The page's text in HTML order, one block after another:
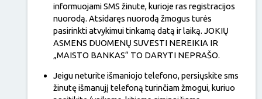
informuojami SMS žinute, kurioje ras registracijos
nuorodą. Atsidaręs nuorodą žmogus turės
pasirinkti atvykimui tinkamą datą ir laiką. JOKIŲ
ASMENS DUOMENŲ SUVESTI NEREIKIA IR
„MAISTO BANKAS“ TO DARYTI NEPRAŠO.
Jeigu neturite išmaniojo telefono, persiųskite sms
žinutę išmanujį telefoną turinčiam žmogui, kuriuo